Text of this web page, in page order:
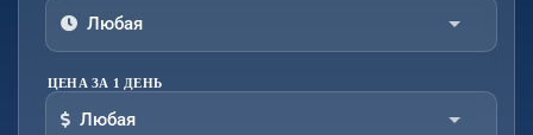
Любая
От:
ЦЕНА ЗА 1 ДЕНЬ
Любая